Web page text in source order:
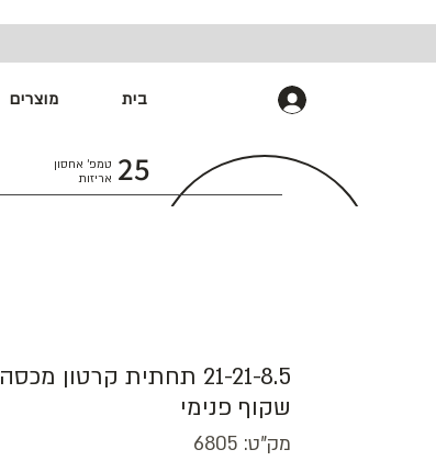
בית מוצרים
25 טמפ׳ אחסון
אריזות
21-21-8.5 תחתית קרטון מכסה
שקוף פנימי
מק"ט: 6805